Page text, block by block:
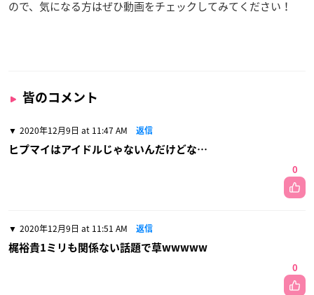
ので、気になる方はぜひ動画をチェックしてみてください！
皆のコメント
2020年12月9日 at 11:47 AM 返信
ヒプマイはアイドルじゃないんだけどな…
0
2020年12月9日 at 11:51 AM 返信
梶裕貴1ミリも関係ない話題で草wwwww
0